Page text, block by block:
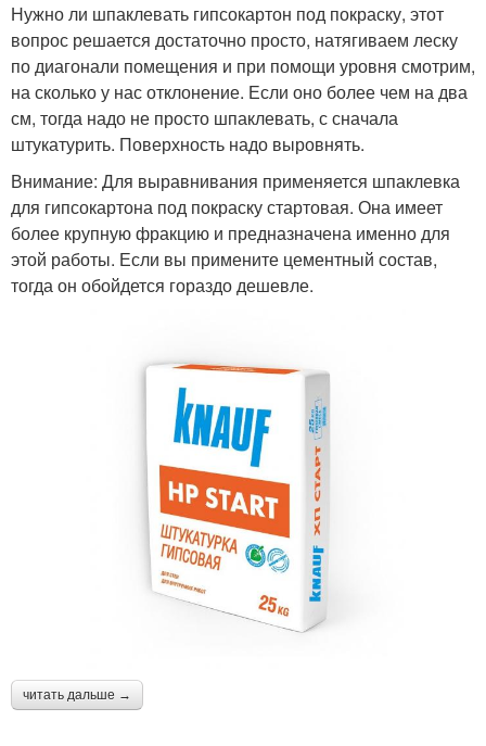
Нужно ли шпаклевать гипсокартон под покраску, этот
вопрос решается достаточно просто, натягиваем леску
по диагонали помещения и при помощи уровня смотрим,
на сколько у нас отклонение. Если оно более чем на два
см, тогда надо не просто шпаклевать, с сначала
штукатурить. Поверхность надо выровнять.
Внимание: Для выравнивания применяется шпаклевка
для гипсокартона под покраску стартовая. Она имеет
более крупную фракцию и предназначена именно для
этой работы. Если вы примените цементный состав,
тогда он обойдется гораздо дешевле.
читать дальше →